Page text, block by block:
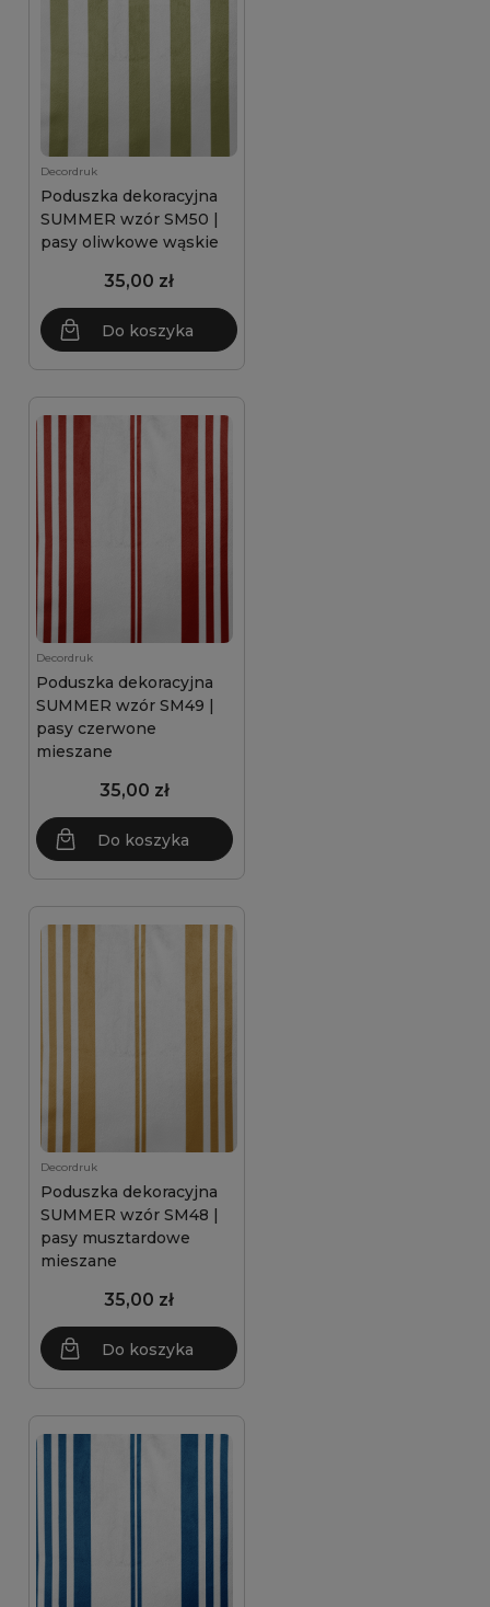
Decordruk
Poduszka dekoracyjna
SUMMER wzór SM50 |
pasy oliwkowe wąskie
35,00 zł
Do koszyka
Decordruk
Poduszka dekoracyjna
SUMMER wzór SM49 |
pasy czerwone
mieszane
35,00 zł
Do koszyka
Decordruk
Poduszka dekoracyjna
SUMMER wzór SM48 |
pasy musztardowe
mieszane
35,00 zł
Do koszyka